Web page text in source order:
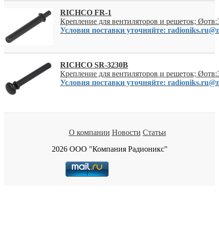
RICHCO FR-1
Крепление для вентиляторов и решеток;
Условия поставки уточняйте:
RICHCO SR-3230B
Крепление для вентиляторов и решеток;
Условия поставки уточняйте:
О компании Новости Статьи
2026 ООО "Компания Радионикс"